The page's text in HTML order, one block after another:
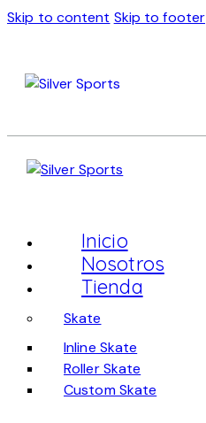
Skip to content Skip to footer
Inicio
Nosotros
Tienda
Skate
Inline Skate
Roller Skate
Custom Skate